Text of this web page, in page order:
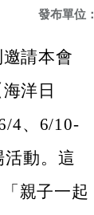
發布單位：
請本會
洋日
4、6/10-
動。這
親子一起